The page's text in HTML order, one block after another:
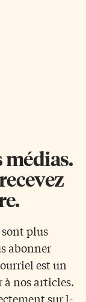
Springer a
bon pour 3
et le releveur Jeff
occupé des
en […]
médias.
plus
abonner
est un
à nos articles.
sur l-